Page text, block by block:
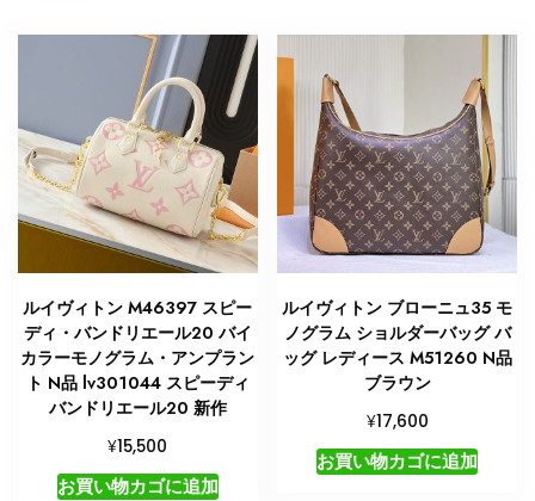
ト
ニ
ト
ー
ト
ッ
グ
個
ルイヴィトン M46397 スピー
ディ・バンドリエール20 バイ
カラーモノグラム・アンプラン
ト N品 lv301044 スピーディ
バンドリエール20 新作
¥15,500
お買い物カゴに追加
ルイヴィトン ブローニュ35 モ
ノグラム ショルダーバッグ バ
ッグ レディース M51260 N品
ブラウン
¥17,600
お買い物カゴに追加